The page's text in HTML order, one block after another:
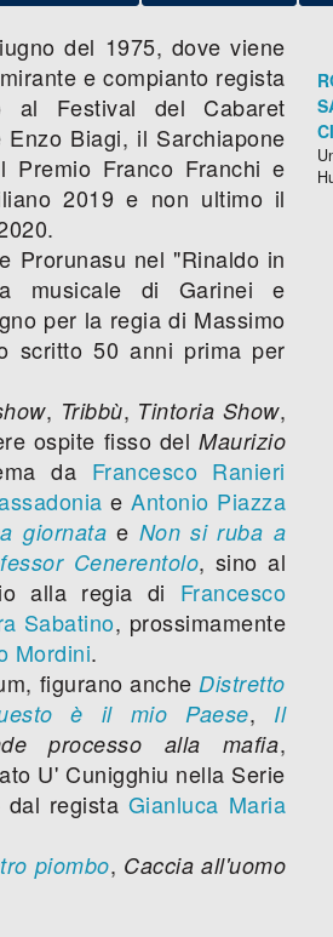
del 1975, dove viene
e compianto regista
al Festival del Cabaret
Biagi, il Sarchiapone
Franco Franchi e
2019 e non ultimo il
Prorunasu nel "Rinaldo in
musicale di Garinei e
per la regia di Massimo
scritto 50 anni prima per
, Tribbù, Tintoria Show,
ospite fisso del Maurizio
da Francesco Ranieri
eAntonio Piazza
giornata e Non si ruba a
Cenerentolo, sino al
alla regia di Francesco
Sabatino, prossimamente
Mordini.
figurano anche Distretto
è il mio Paese, Il
processo alla mafia,
U' Cunigghiu nella Serie
regista Gianluca Maria
piombo, Caccia all'uomo